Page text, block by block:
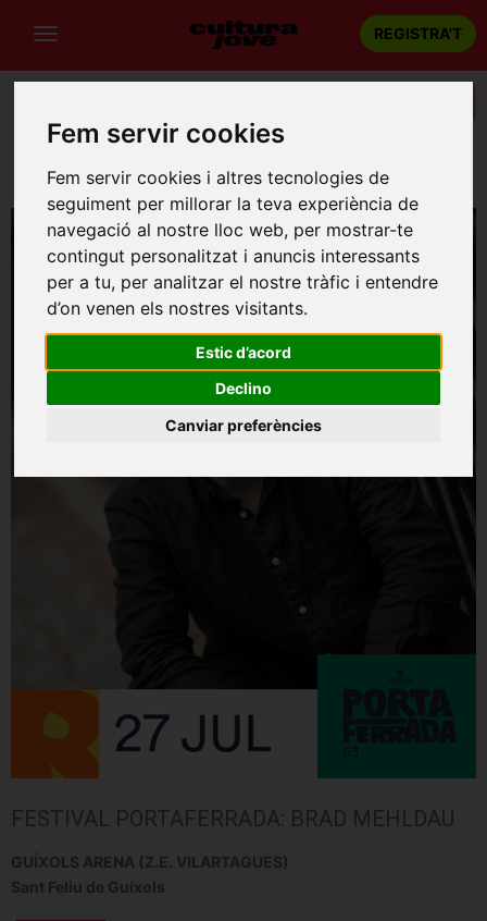
Fem servir cookies
Fem servir cookies i altres tecnologies de
seguiment per millorar la teva experiència de
navegació al nostre lloc web, per mostrar-te
contingut personalitzat i anuncis interessants
per a tu, per analitzar el nostre tràfic i entendre
d’on venen els nostres visitants.
Estic d’acord
Declino
Canviar preferències
REGISTRA'T
FESTIVAL PORTAFERRADA: BRAD MEHLDAU
FESTIVAL PORTAFERRADA: BRAD MEHLDAU
GUÍXOLS ARENA (Z.E. VILARTAGUES)
Sant Feliu de Guíxols